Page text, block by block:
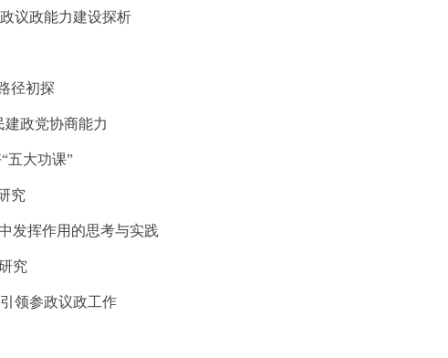
议政能力建设探析
径初探
政党协商能力
五大功课”
究
发挥作用的思考与实践
究
领参政议政工作